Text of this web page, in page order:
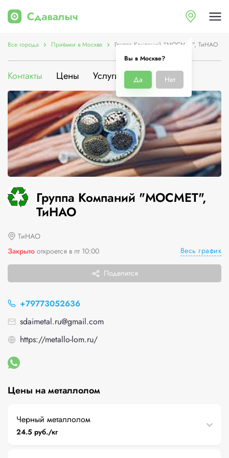
Вы в Москве?
Да Нет
Все города Приёмки в Москве Группа Компаний "МОСМЕТ", ТиНАО
Контакты Цены Услуги О компании
Группа Компаний "МОСМЕТ",
ТиНАО
ТиНАО
Закрыто откроется в пт 10:00 Весь график
Поделится
+79773052636
sdaimetal.ru@gmail.com
https://metallo-lom.ru/
Цены на металлолом
Черный металлолом
24.5 руб./кг